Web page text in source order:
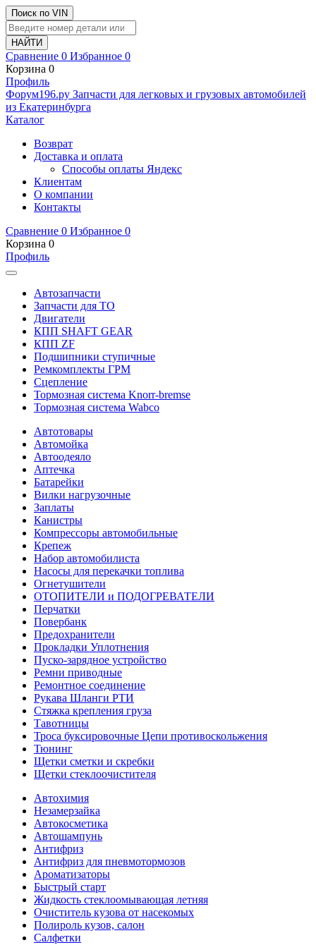
Поиск по VIN
Сравнение 0 Избранное 0
Корзина 0
Профиль
Фoрум196.ру Запчасти для легковых и грузовых автомобилей
из Екатеринбурга
Каталог
Возврат
Доставка и оплата
Способы оплаты Яндекс
Клиентам
О компании
Контакты
Сравнение 0 Избранное 0
Корзина 0
Профиль
Автозапчасти
Запчасти для ТО
Двигатели
КПП SHAFT GEAR
КПП ZF
Подшипники ступичные
Ремкомплекты ГРМ
Сцепление
Тормозная система Knorr-bremse
Тормозная система Wabco
Автотовары
Автомойка
Автоодеяло
Аптечка
Батарейки
Вилки нагрузочные
Заплаты
Канистры
Компрессоры автомобильные
Крепеж
Набор автомобилиста
Насосы для перекачки топлива
Огнетушители
ОТОПИТЕЛИ и ПОДОГРЕВАТЕЛИ
Перчатки
Повербанк
Предохранители
Прокладки Уплотнения
Пуско-зарядное устройство
Ремни приводные
Ремонтное соединение
Рукава Шланги РТИ
Стяжка крепления груза
Тавотницы
Троса буксировочные Цепи противоскольжения
Тюнинг
Щетки сметки и скребки
Щетки стеклоочистителя
Автохимия
Незамерзайка
Автокосметика
Автошампунь
Антифриз
Антифриз для пневмотормозов
Ароматизаторы
Быстрый старт
Жидкость стеклоомывающая летняя
Очиститель кузова от насекомых
Полироль кузов, салон
Салфетки